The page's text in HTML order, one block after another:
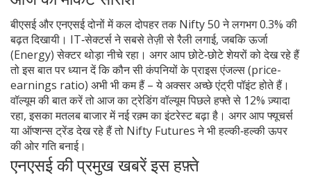
बीएसई और एनएसई दोनों में कल दोपहर तक Nifty 50 ने लगभग 0.3% की
बढ़त दिखायी। IT‑सेक्टर्स ने सबसे तेज़ी से रैली लगाई, जबकि ऊर्जा
(Energy) सेक्टर थोड़ा नीचे रहा। अगर आप छोटे‑छोटे शेयरों को देख रहे हैं
तो इस बात पर ध्यान दें कि कौन सी कंपनियों के प्राइस एंजल्स (price-
earnings ratio) अभी भी कम हैं – ये अक्सर अच्छे एंट्री पॉइंट होते हैं।
वॉल्यूम की बात करें तो आज का ट्रेडिंग वॉल्यूम पिछले हफ्ते से 12% ज़्यादा
रहा, इसका मतलब बाजार में नई रक़्म का इंटरेस्ट बढ़ा है। अगर आप फ्यूचर्स
या ऑप्शन्स ट्रेंड देख रहे हैं तो Nifty Futures ने भी हल्की‑हल्की ऊपर
की ओर गति बनाई।
एनएसई की प्रमुख खबरें इस हफ़्ते